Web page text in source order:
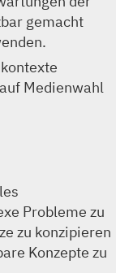
gemacht
Medienwahl
Probleme zu
zu konzipieren
Konzepte zu